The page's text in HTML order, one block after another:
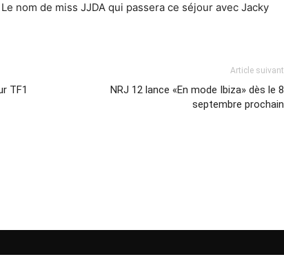
nom de miss JJDA qui passera ce séjour avec Jacky
TF1
Article suivant
NRJ 12 lance «En mode Ibiza» dès le 8
septembre prochain